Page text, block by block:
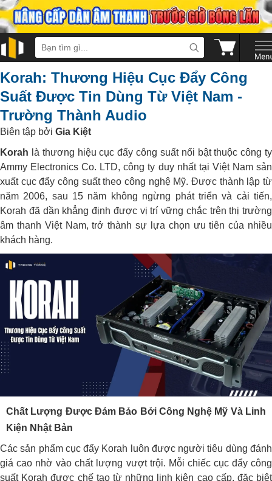
Korah: Thương Hiệu Cục Đẩy Công
Suất Được Tin Dùng Từ Việt Nam -
Trường Thành Audio
Biên tập bởi Gia Kiệt
Korah là thương hiệu cục đẩy công suất nổi bật thuộc công ty
Ammy Electronics Co. LTD, công ty duy nhất tại Việt Nam sản
xuất cục đẩy công suất theo công nghệ Mỹ. Được thành lập từ
năm 2006, sau 15 năm không ngừng phát triển và cải tiến,
Korah đã dần khẳng định được vị trí vững chắc trên thị trường
âm thanh Việt Nam, trở thành sự lựa chọn ưu tiên của nhiều
khách hàng.
Chất Lượng Được Đảm Bảo Bởi Công Nghệ Mỹ Và Linh
Kiện Nhật Bản
Các sản phẩm cục đẩy Korah luôn được người tiêu dùng đánh
giá cao nhờ vào chất lượng vượt trội. Mỗi chiếc cục đẩy công
suất Korah được chế tạo từ những linh kiện cao cấp, đặc biệt